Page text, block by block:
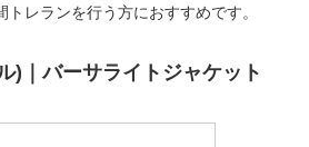
レランを行う方におすすめです。
)｜バーサライトジャケット